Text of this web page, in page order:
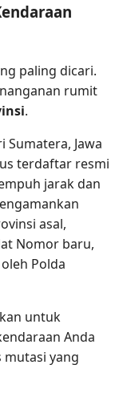
paling dicari.
rumit
.
Sumatera, Jawa
terdaftar resmi
jarak dan
asal,
Nomor baru,
Polda
untuk
Anda
mutasi yang